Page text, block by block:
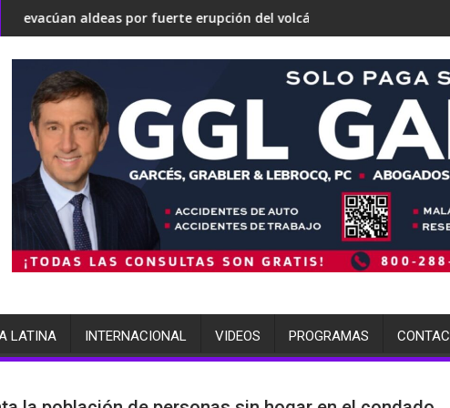
convertirse en una 'Gaza silenciosa'
sobre su estrategia nuclear
por fuerte erupción del volcán de Fuegoterminó arrestada por múltiples
LATINA INTERNACIONAL VIDEOS PROGRAMAS